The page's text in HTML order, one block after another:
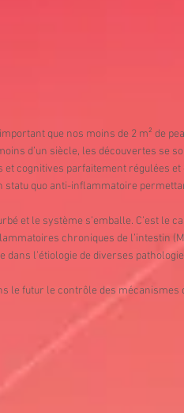
que nos moins de 2 m² de
d’un siècle, les découvertes se
cognitives parfaitement régulées et
statu quo anti-inflammatoire
et le système s’emballe. C’est le
chroniques de l’intestin
l’étiologie de diverses
le futur le contrôle des mécanismes